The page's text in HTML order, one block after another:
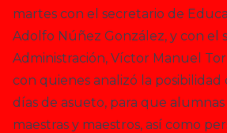
martes con el secretario de
Adolfo Núñez González, y con el
Administración, Víctor Manuel
con quienes analizó la posibilidad
días de asueto, para que
maestras y maestros, así como